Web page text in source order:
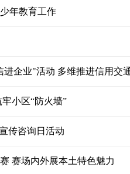
年教育工作
企业"活动 多维推进信用交
小区“防火墙”
传咨询日活动
赛场内外展本土特色魅力